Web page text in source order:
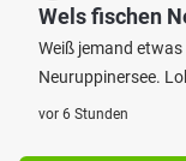
Wels fischen
Weiß jemand
Neuruppinersee.
vor 6 Stunden